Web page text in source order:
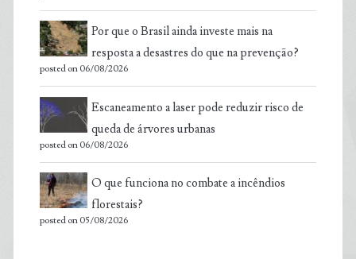
Por que o Brasil ainda investe mais na
resposta a desastres do que na prevenção?
posted on 06/08/2026
Escaneamento a laser pode reduzir risco de
queda de árvores urbanas
posted on 06/08/2026
O que funciona no combate a incêndios
florestais?
posted on 05/08/2026